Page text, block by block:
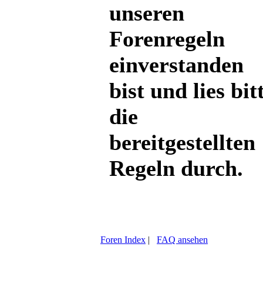
unseren
Forenregeln
einverstanden
bist und lies
die
bereitgestellten
Regeln durch.
Foren Index | FAQ ansehen